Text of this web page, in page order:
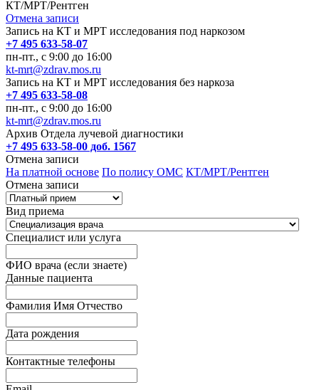
КТ/МРТ/Рентген
Отмена записи
Запись на КТ и МРТ исследования под наркозом
+7 495 633-58-07
пн-пт., с 9:00 до 16:00
kt-mrt@zdrav.mos.ru
Запись на КТ и МРТ исследования без наркоза
+7 495 633-58-08
пн-пт., с 9:00 до 16:00
kt-mrt@zdrav.mos.ru
Архив Отдела лучевой диагностики
+7 495 633-58-00 доб. 1567
Отмена записи
На платной основе По полису ОМС КТ/МРТ/Рентген
Отмена записи
Вид приема
Специалист или услуга
ФИО врача (если знаете)
Данные пациента
Фамилия Имя Отчество
Дата рождения
Контактные телефоны